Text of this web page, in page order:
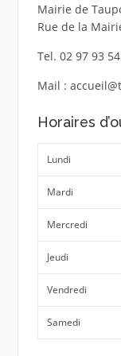
Mairie de
Rue de la
Tel. 02 97 93
Mail :
Horaires
Lundi
Mardi
Mercredi
Jeudi
Vendredi
Samedi